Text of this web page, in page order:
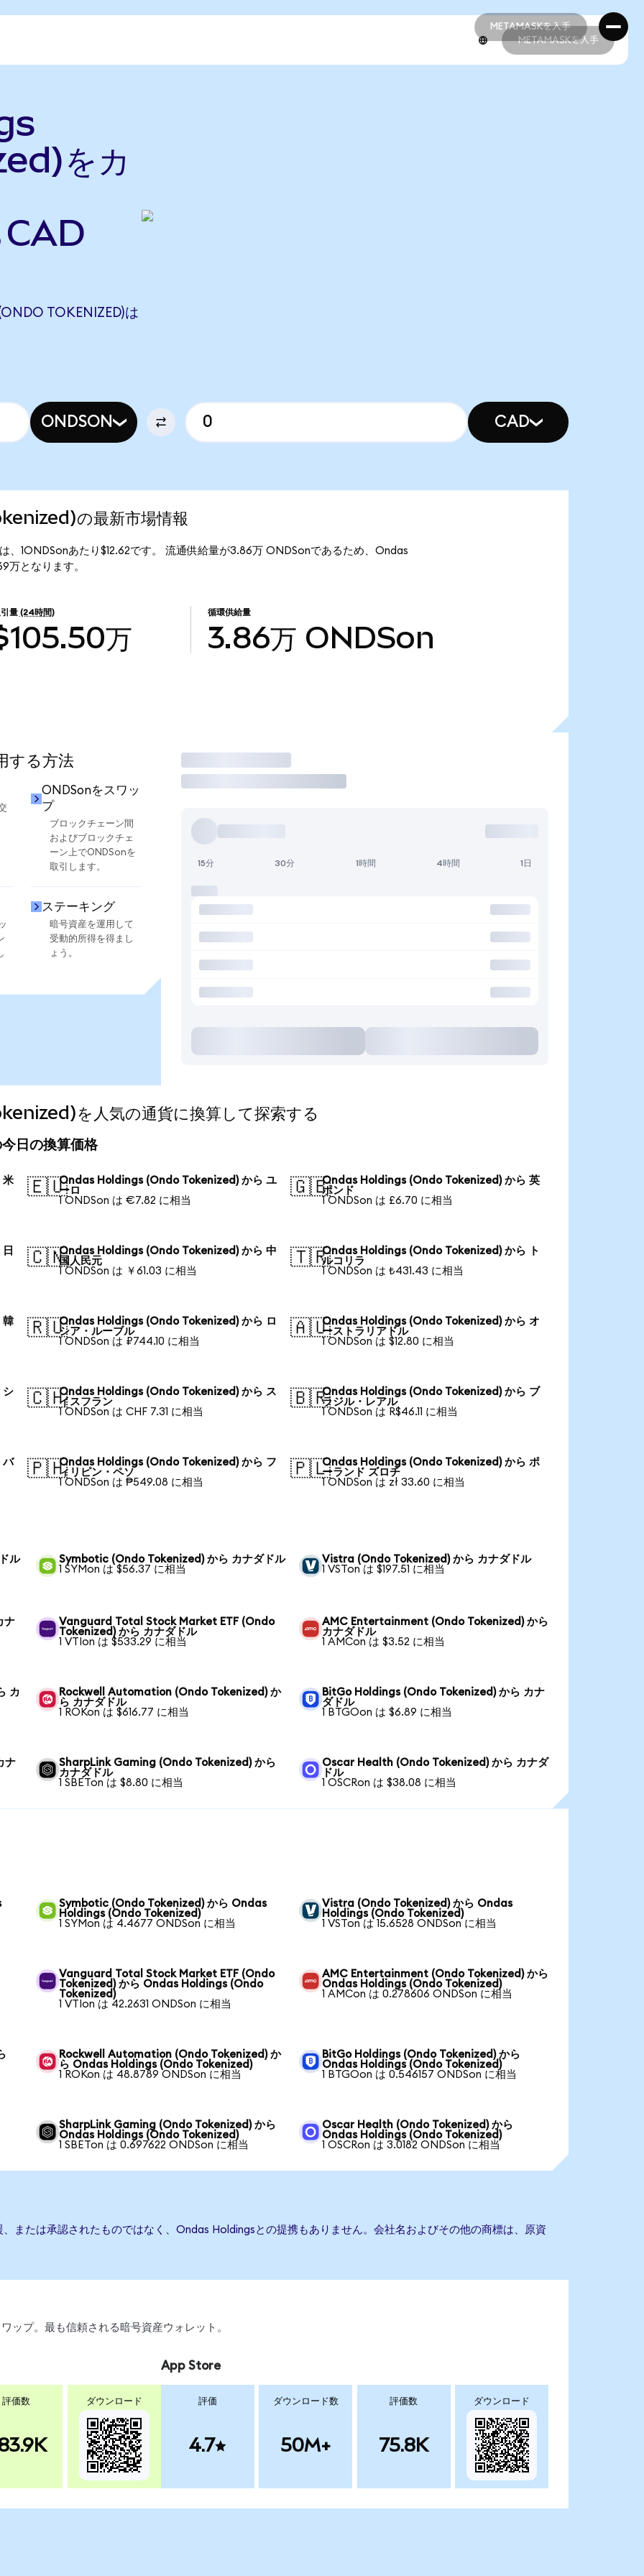
METAMASKを入手
METAMASKを入手
METAMASKを入手
をカ
TOKENIZED)は
ONDSON CAD
の最新市場情報
1ONDSonあたり$12.62です。 流通供給量が3.86万 ONDSonであるため、Ondas
となります。
量 (24時間)
万
循環供給量
3.86万 ONDSon
る方法
ONDSonをスワッ
プ
ブロックチェーン間
およびブロックチェ
ーン上でONDSonを
取引します。
ステーキング
暗号資産を運用して
受動的所得を得まし
ょう。
取引
15分 30分 1時間 4時間 1日
を人気の通貨に換算して探索する
日の換算価格
米 🇪🇺Ondas Holdings (Ondo Tokenized) から ユ
ーロ
1 ONDSon は €7.82 に相当
🇬🇧Ondas Holdings (Ondo Tokenized) から 英
ポンド
1 ONDSon は £6.70 に相当
🇨🇳Ondas Holdings (Ondo Tokenized) から 中
国人民元
1 ONDSon は ￥61.03 に相当
🇹🇷Ondas Holdings (Ondo Tokenized) から ト
ルコリラ
1 ONDSon は ₺431.43 に相当
韓 🇷🇺Ondas Holdings (Ondo Tokenized) から ロ
シア・ルーブル
1 ONDSon は ₽744.10 に相当
🇦🇺Ondas Holdings (Ondo Tokenized) から オ
ーストラリアドル
1 ONDSon は $12.80 に相当
シ 🇨🇭Ondas Holdings (Ondo Tokenized) から ス
イスフラン
1 ONDSon は CHF 7.31 に相当
🇧🇷Ondas Holdings (Ondo Tokenized) から ブ
ラジル・レアル
1 ONDSon は R$46.11 に相当
バ 🇵🇭Ondas Holdings (Ondo Tokenized) から フ
ィリピン・ペソ
1 ONDSon は ₱549.08 に相当
🇵🇱Ondas Holdings (Ondo Tokenized) から ポ
ーランド ズロチ
1 ONDSon は zł 33.60 に相当
ル
Symbotic (Ondo Tokenized) から カナダドル
1 SYMon は $56.37 に相当
Vistra (Ondo Tokenized) から カナダドル
1 VSTon は $197.51 に相当
ナ
Vanguard Total Stock Market ETF (Ondo
Tokenized) から カナダドル
1 VTIon は $533.29 に相当
AMC Entertainment (Ondo Tokenized) から
カナダドル
1 AMCon は $3.52 に相当
カ
Rockwell Automation (Ondo Tokenized) か
ら カナダドル
1 ROKon は $616.77 に相当
BitGo Holdings (Ondo Tokenized) から カナ
ダドル
1 BTGOon は $6.89 に相当
ナ
SharpLink Gaming (Ondo Tokenized) から
カナダドル
1 SBETon は $8.80 に相当
Oscar Health (Ondo Tokenized) から カナダ
ドル
1 OSCRon は $38.08 に相当
Symbotic (Ondo Tokenized) から Ondas
Holdings (Ondo Tokenized)
1 SYMon は 4.4677 ONDSon に相当
Vistra (Ondo Tokenized) から Ondas
Holdings (Ondo Tokenized)
1 VSTon は 15.6528 ONDSon に相当
Vanguard Total Stock Market ETF (Ondo
Tokenized) から Ondas Holdings (Ondo
Tokenized)
1 VTIon は 42.2631 ONDSon に相当
AMC Entertainment (Ondo Tokenized) から
Ondas Holdings (Ondo Tokenized)
1 AMCon は 0.278606 ONDSon に相当
Rockwell Automation (Ondo Tokenized) か
ら Ondas Holdings (Ondo Tokenized)
1 ROKon は 48.8789 ONDSon に相当
BitGo Holdings (Ondo Tokenized) から
Ondas Holdings (Ondo Tokenized)
1 BTGOon は 0.546157 ONDSon に相当
SharpLink Gaming (Ondo Tokenized) から
Ondas Holdings (Ondo Tokenized)
1 SBETon は 0.697622 ONDSon に相当
Oscar Health (Ondo Tokenized) から
Ondas Holdings (Ondo Tokenized)
1 OSCRon は 3.0182 ONDSon に相当
または承認されたものではなく、Ondas Holdingsとの提携もありません。会社名およびその他の商標は、原資
プ。最も信頼される暗号資産ウォレット。
評価数 ダウンロード
App Store
評価
4.7
ダウンロード数
50M+
評価数
75.8K
ダウンロード